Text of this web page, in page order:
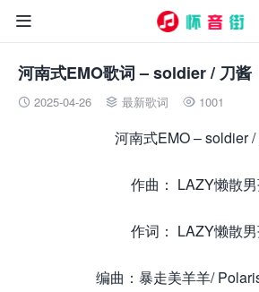

河南式EMO歌词 – soldier / 刀酱
 2025-04-26  最新歌词  1001
河南式EMO – soldier /
作曲： LAZY懒散
作词： LAZY懒散
编曲：暴走美羊羊/